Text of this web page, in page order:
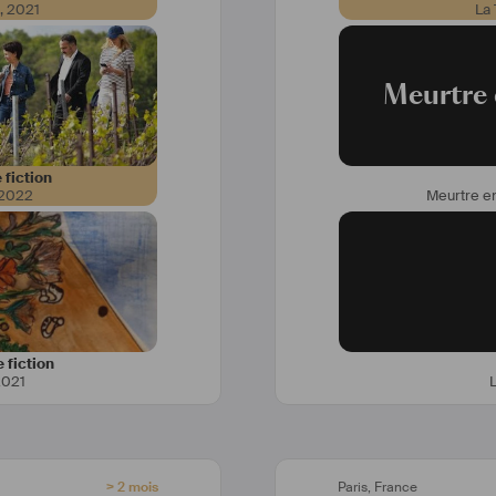
,2021
fiction
fiction
La
Meurtre
Meurtre
> 2 mois
(ENSATT parcours
littéraire spécialité
à Paris III), j'ai
Apple Studios
rôle d'anglophone, en
le rôle principal du
Hoffnung, où je joue
Je suis parfaitement
et je parle
la langue. J'ai un
Nouveaux Nez (Les
Brothers depuis 2010,
Paris, France
https://